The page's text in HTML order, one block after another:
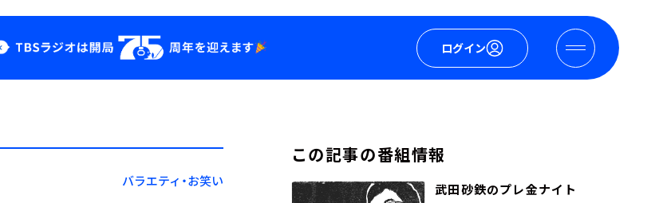
ログイン
YouTube
会社情報
バラエティ・お笑い
この記事の番組情報
武田砂鉄のプレ金ナイト